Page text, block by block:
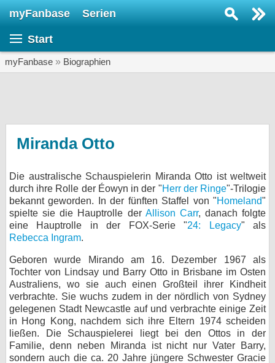
myFanbase Serien
Start
myFanbase » Biographien
Miranda Otto
Die australische Schauspielerin Miranda Otto ist weltweit
durch ihre Rolle der Éowyn in der "Herr der Ringe"-Trilogie
bekannt geworden. In der fünften Staffel von "Homeland"
spielte sie die Hauptrolle der Allison Carr, danach folgte
eine Hauptrolle in der FOX-Serie "24: Legacy" als
Rebecca Ingram.
Geboren wurde Mirando am 16. Dezember 1967 als
Tochter von Lindsay und Barry Otto in Brisbane im Osten
Australiens, wo sie auch einen Großteil ihrer Kindheit
verbrachte. Sie wuchs zudem in der nördlich von Sydney
gelegenen Stadt Newcastle auf und verbrachte einige Zeit
in Hong Kong, nachdem sich ihre Eltern 1974 scheiden
ließen. Die Schauspielerei liegt bei den Ottos in der
Familie, denn neben Miranda ist nicht nur Vater Barry,
sondern auch die ca. 20 Jahre jüngere Schwester Gracie
KULTUR
Specials
SERVICE
Forum
bei X
bei Facebook
Kontakt